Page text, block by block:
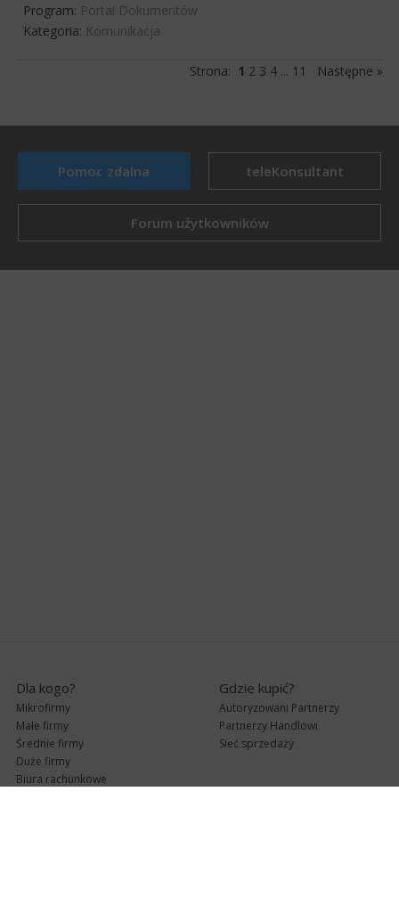
Program: Portal Dokumentów
Kategoria: Komunikacja
Strona: 1 2 3 4 ... 11 Następne »
Pomoc zdalna teleKonsultant
Forum użytkowników
Dla kogo?
Mikrofirmy
Małe firmy
Średnie firmy
Duże firmy
Biura rachunkowe
Gdzie kupić?
Autoryzowani Partnerzy
Partnerzy Handlowi
Sieć sprzedaży